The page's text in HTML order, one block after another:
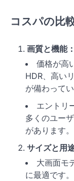
コスパの比
画質と機能：
価格が高
HDR、高い
が備わってい
エントリ
多くのユー
があります。
サイズと用
大画面モ
に最適です。